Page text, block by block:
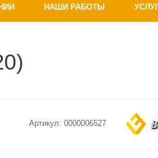
НАШИ РАБОТЫ
Артикул: 0000006527